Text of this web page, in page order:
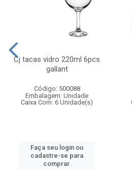
Cj tacas vidro 220ml 6pcs
gallant
Código: 500088
Embalagem: Unidade
Caixa Com: 6 Unidade(s)
Faça seu login ou
cadastre-se para
comprar.